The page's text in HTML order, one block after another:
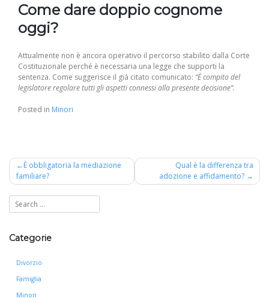
Come dare doppio cognome
oggi?
Attualmente non è ancora operativo il percorso stabilito dalla Corte
Costituzionale perché è necessaria una legge che supporti la
sentenza. Come suggerisce il già citato comunicato: “È compito del
legislatore regolare tutti gli aspetti connessi alla presente decisione”.
Posted in Minori
Navigazione
articoli
È obbligatoria la mediazione
familiare?
Qual è la differenza tra
adozione e affidamento?
Categorie
Divorzio
Famiglia
Minori